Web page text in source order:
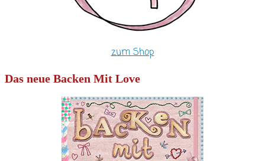
zum Shop
Das neue Backen Mit Love